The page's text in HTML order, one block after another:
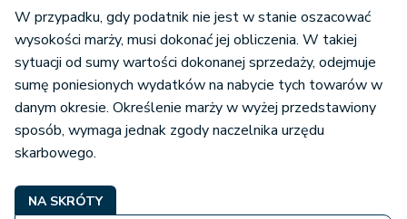
W przypadku, gdy podatnik nie jest w stanie oszacować
wysokości marży, musi dokonać jej obliczenia. W takiej
sytuacji od sumy wartości dokonanej sprzedaży, odejmuje
sumę poniesionych wydatków na nabycie tych towarów w
danym okresie. Określenie marży w wyżej przedstawiony
sposób, wymaga jednak zgody naczelnika urzędu
skarbowego.
NA SKRÓTY